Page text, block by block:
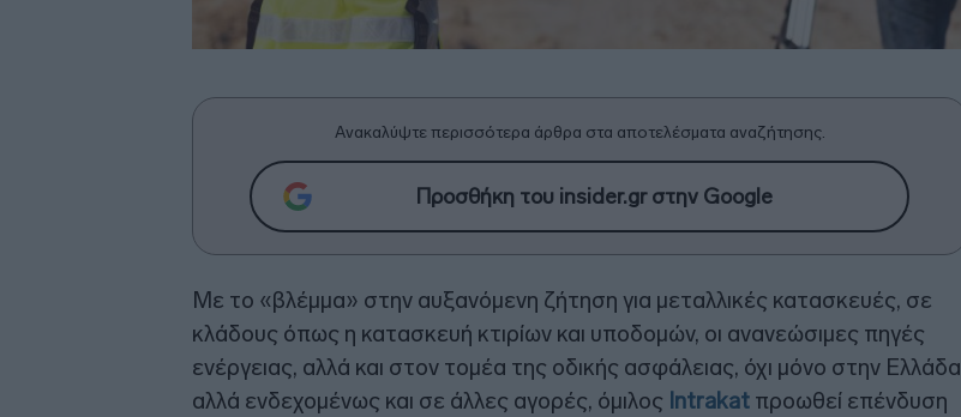
Ανακαλύψτε περισσότερα άρθρα στα αποτελέσματα αναζήτησης.
Προσθήκη του insider.gr στην Google
Με το «βλέμμα» στην αυξανόμενη ζήτηση για μεταλλικές κατασκευές, σε
κλάδους όπως η κατασκευή κτιρίων και υποδομών, οι ανανεώσιμες πηγές
ενέργειας, αλλά και στον τομέα της οδικής ασφάλειας, όχι μόνο στην Ελλάδα
αλλά ενδεχομένως και σε άλλες αγορές, όμιλος Intrakat προωθεί επένδυση